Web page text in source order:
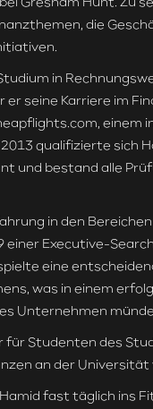
die
in
er seine Karriere im
einem
qualifizierte sich
und bestand alle
in den
einer Executive-
eine
was in einem
Unternehmen
für Studenten des
an der Universität
fast täglich ins